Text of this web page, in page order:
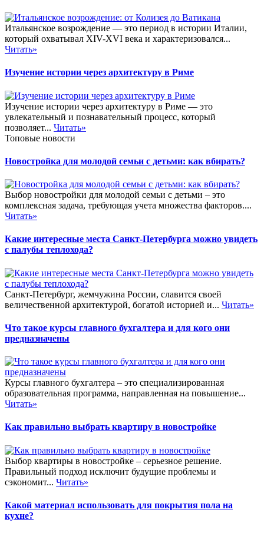
Итальянское возрождение — это период в истории Италии,
который охватывал XIV-XVI века и характеризовался...
Читать»
Изучение истории через архитектуру в Риме
Изучение истории через архитектуру в Риме — это
увлекательный и познавательный процесс, который
позволяет... Читать»
Топовые новости
Новостройка для молодой семьи с детьми: как вбирать?
Выбор новостройки для молодой семьи с детьми – это
комплексная задача, требующая учета множества факторов....
Читать»
Какие интересные места Санкт-Петербурга можно увидеть
с палубы теплохода?
Санкт-Петербург, жемчужина России, славится своей
величественной архитектурой, богатой историей и... Читать»
Что такое курсы главного бухгалтера и для кого они
предназначены
Курсы главного бухгалтера – это специализированная
образовательная программа, направленная на повышение...
Читать»
Как правильно выбрать квартиру в новостройке
Выбор квартиры в новостройке – серьезное решение.
Правильный подход исключит будущие проблемы и
сэкономит... Читать»
Какой материал использовать для покрытия пола на
кухне?